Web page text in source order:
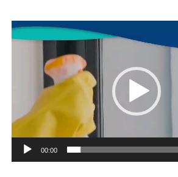
Player
video
00:00